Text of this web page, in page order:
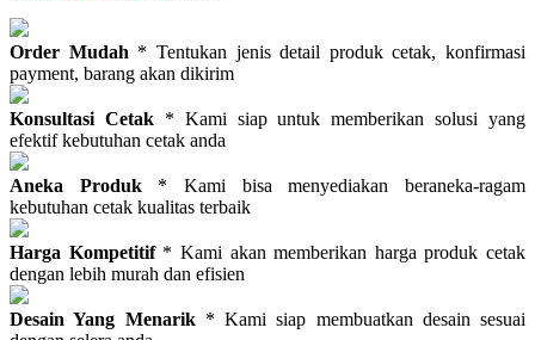
Order Mudah * Tentukan jenis detail produk cetak, konfirmasi
payment, barang akan dikirim
Konsultasi Cetak* Kami siap untuk memberikan solusi yang
efektif kebutuhan cetak anda
Aneka Produk * Kami bisa menyediakan beraneka-ragam
kebutuhan cetak kualitas terbaik
Harga Kompetitif* Kami akan memberikan harga produk cetak
dengan lebih murah dan efisien
Desain Yang Menarik* Kami siap membuatkan desain sesuai